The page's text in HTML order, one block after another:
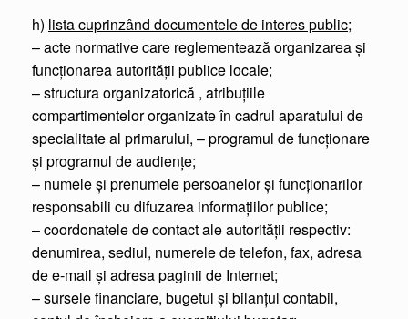
h) lista cuprinzând documentele de interes public;
– acte normative care reglementează organizarea şi
funcţionarea autorităţii publice locale;
– structura organizatorică , atribuţiile
compartimentelor organizate în cadrul aparatului de
specialitate al primarului, – programul de funcţionare
şi programul de audienţe;
– numele şi prenumele persoanelor şi funcţionarilor
responsabili cu difuzarea informaţiilor publice;
– coordonatele de contact ale autorităţii respectiv:
denumirea, sediul, numerele de telefon, fax, adresa
de e-mail şi adresa paginii de Internet;
– sursele financiare, bugetul şi bilanţul contabil,